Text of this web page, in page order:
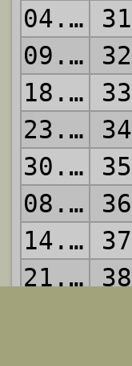
04.04.2022
31
09.04.2022
32
18.04.2022
33
23.04.2022
34
30.04.2022
35
08.05.2022
36
14.05.2022
37
21.05.2022
38